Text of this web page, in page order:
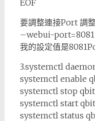
EOF
要調整連接Port 調
–webui-port=8081
我的設定值是
3.systemctl
systemctl enable
systemctl stop
systemctl start
systemctl status